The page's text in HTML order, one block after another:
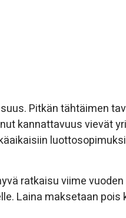
Pitkän tähtäimen
kannattavuus vievät
ratkaisu viime
Laina maksetaan pois